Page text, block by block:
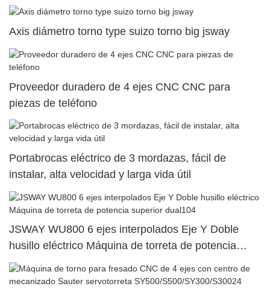
Axis diámetro torno type suizo torno big jsway
Proveedor duradero de 4 ejes CNC CNC para
piezas de teléfono
Portabrocas eléctrico de 3 mordazas, fácil de
instalar, alta velocidad y larga vida útil
JSWAY WU800 6 ejes interpolados Eje Y Doble
husillo eléctrico Máquina de torreta de potencia
superior dual104